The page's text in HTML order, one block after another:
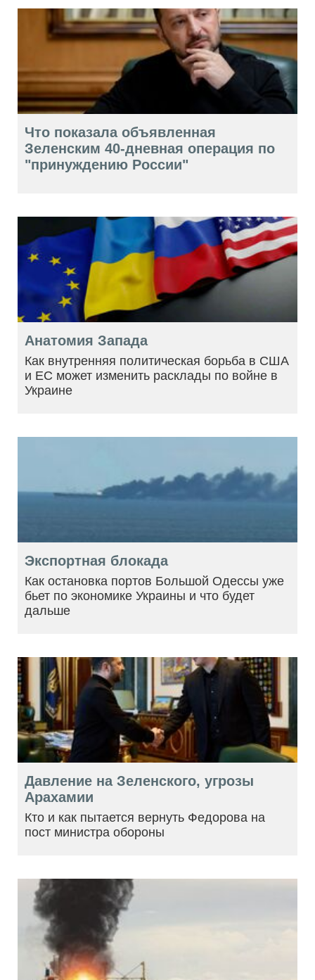
Что показала объявленная
Зеленским 40-дневная операция по
"принуждению России"
Анатомия Запада
Как внутренняя политическая борьба в США
и ЕС может изменить расклады по войне в
Украине
Экспортная блокада
Как остановка портов Большой Одессы уже
бьет по экономике Украины и что будет
дальше
Давление на Зеленского, угрозы
Арахамии
Кто и как пытается вернуть Федорова на
пост министра обороны